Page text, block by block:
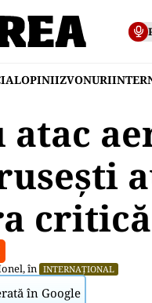
OPINIIZVONURI
atac
critică
, în INTERNAȚIONAL
în Google